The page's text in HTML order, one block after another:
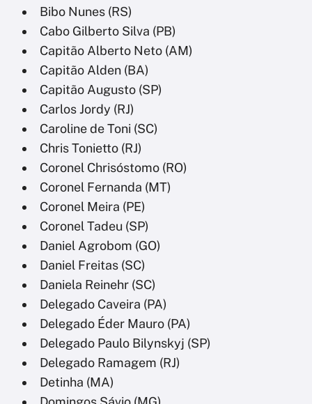
Bibo Nunes (RS)
Cabo Gilberto Silva (PB)
Capitão Alberto Neto (AM)
Capitão Alden (BA)
Capitão Augusto (SP)
Carlos Jordy (RJ)
Caroline de Toni (SC)
Chris Tonietto (RJ)
Coronel Chrisóstomo (RO)
Coronel Fernanda (MT)
Coronel Meira (PE)
Coronel Tadeu (SP)
Daniel Agrobom (GO)
Daniel Freitas (SC)
Daniela Reinehr (SC)
Delegado Caveira (PA)
Delegado Éder Mauro (PA)
Delegado Paulo Bilynskyj (SP)
Delegado Ramagem (RJ)
Detinha (MA)